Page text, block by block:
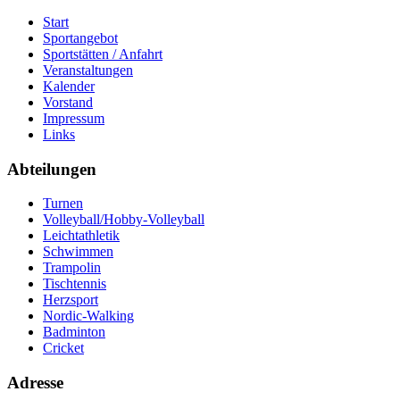
Start
Sportangebot
Sportstätten / Anfahrt
Veranstaltungen
Kalender
Vorstand
Impressum
Links
Abteilungen
Turnen
Volleyball/Hobby-Volleyball
Leichtathletik
Schwimmen
Trampolin
Tischtennis
Herzsport
Nordic-Walking
Badminton
Cricket
Adresse